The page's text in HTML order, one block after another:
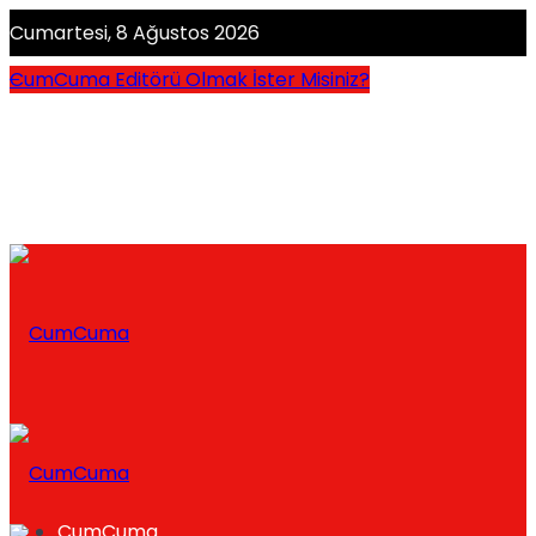
Cumartesi, 8 Ağustos 2026
CumCuma Editörü Olmak İster Misiniz?